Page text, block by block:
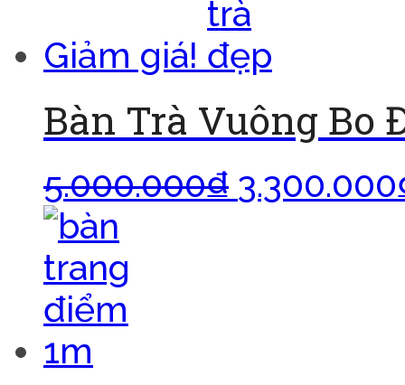
Giảm giá!
Bàn Trà Vuông Bo
5.000.000₫ 3.300.000